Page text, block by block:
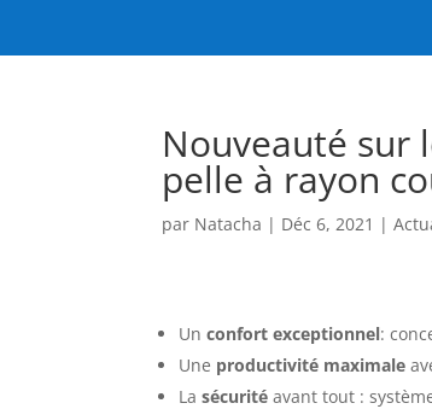
Nouveauté sur
pelle à rayon
par Natacha | Déc 6, 2021 |
Unconfort exceptionnel:
Une productivité maximale
Lasécurité avant tout :